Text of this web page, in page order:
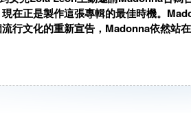
在正是製作這張專輯的最佳時機。
行文化的重新宣告，Madonna依然站